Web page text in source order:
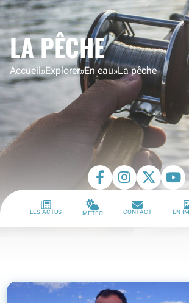
LA PÊCHE
Accueil»Explorer»En eau»La pêche
LES ACTUS MÉTÉO CONTACT EN